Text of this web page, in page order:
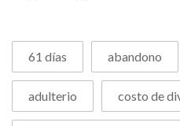
61 días abandono
adulterio costo de